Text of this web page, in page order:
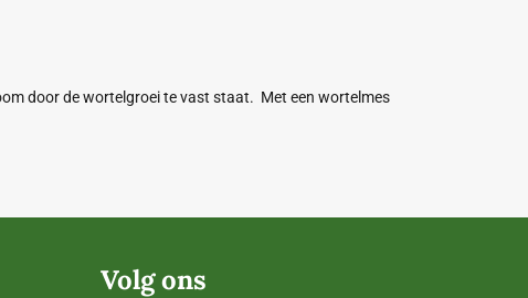
door de wortelgroei te vast staat. Met een wortelmes
Volg ons